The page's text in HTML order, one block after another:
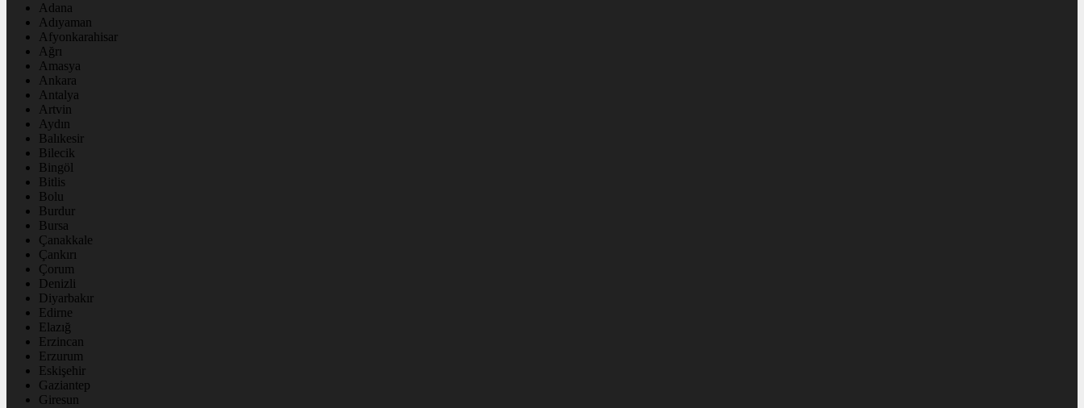
Adana
Adıyaman
Afyonkarahisar
Ağrı
Amasya
Ankara
Antalya
Artvin
Aydın
Balıkesir
Bilecik
Bingöl
Bitlis
Bolu
Burdur
Bursa
Çanakkale
Çankırı
Çorum
Denizli
Diyarbakır
Edirne
Elazığ
Erzincan
Erzurum
Eskişehir
Gaziantep
Giresun